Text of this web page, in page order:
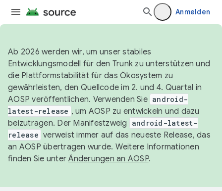
Anmelden
Ab 2026 werden wir, um unser stabiles
Entwicklungsmodell für den Trunk zu unterstützen und
die Plattformstabilität für das Ökosystem zu
gewährleisten, den Quellcode im 2. und 4. Quartal in
AOSP veröffentlichen. Verwenden Sie android-
latest-release , um AOSP zu entwickeln und dazu
beizutragen. Der Manifestzweig
android-latest-
release verweist immer auf das neueste Release, das
an AOSP übertragen wurde. Weitere Informationen
finden Sie unterÄnderungen an AOSP.